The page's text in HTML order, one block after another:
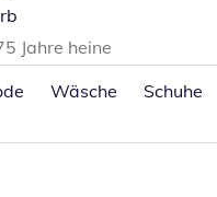
Jahre heine
Wäsche Schuhe